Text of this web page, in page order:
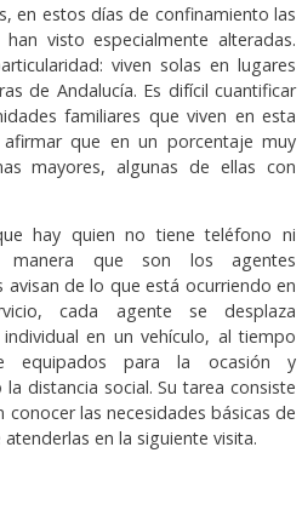
en estos días de confinamiento las
visto especialmente alteradas.
viven solas en lugares
de Andalucía. Es difícil cuantificar
familiares que viven en esta
que en un porcentaje muy
mayores, algunas de ellas con
hay quien no tiene teléfono ni
que son los agentes
de lo que está ocurriendo en
cada agente se desplaza
en un vehículo, al tiempo
equipados para la ocasión y
distancia social. Su tarea consiste
las necesidades básicas de
en la siguiente visita.